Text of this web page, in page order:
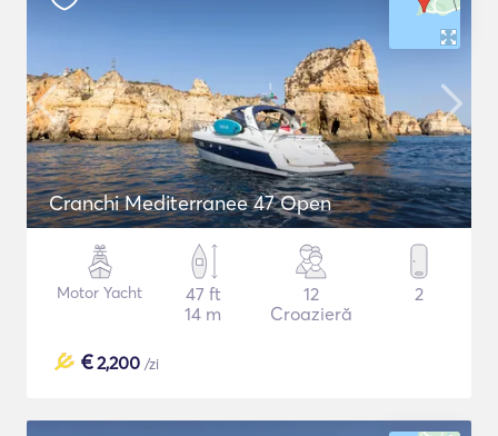
Cranchi Mediterranee 47 Open
Motor Yacht
47 ft
14 m
12
Croazieră
2
€2,200 /zi